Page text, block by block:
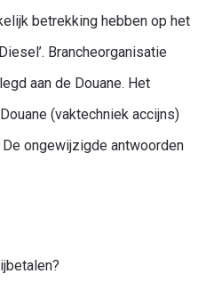
betrekking hebben op het
Brancheorganisatie
aan de Douane. Het
(vaktechniek accijns)
ongewijzigde antwoorden